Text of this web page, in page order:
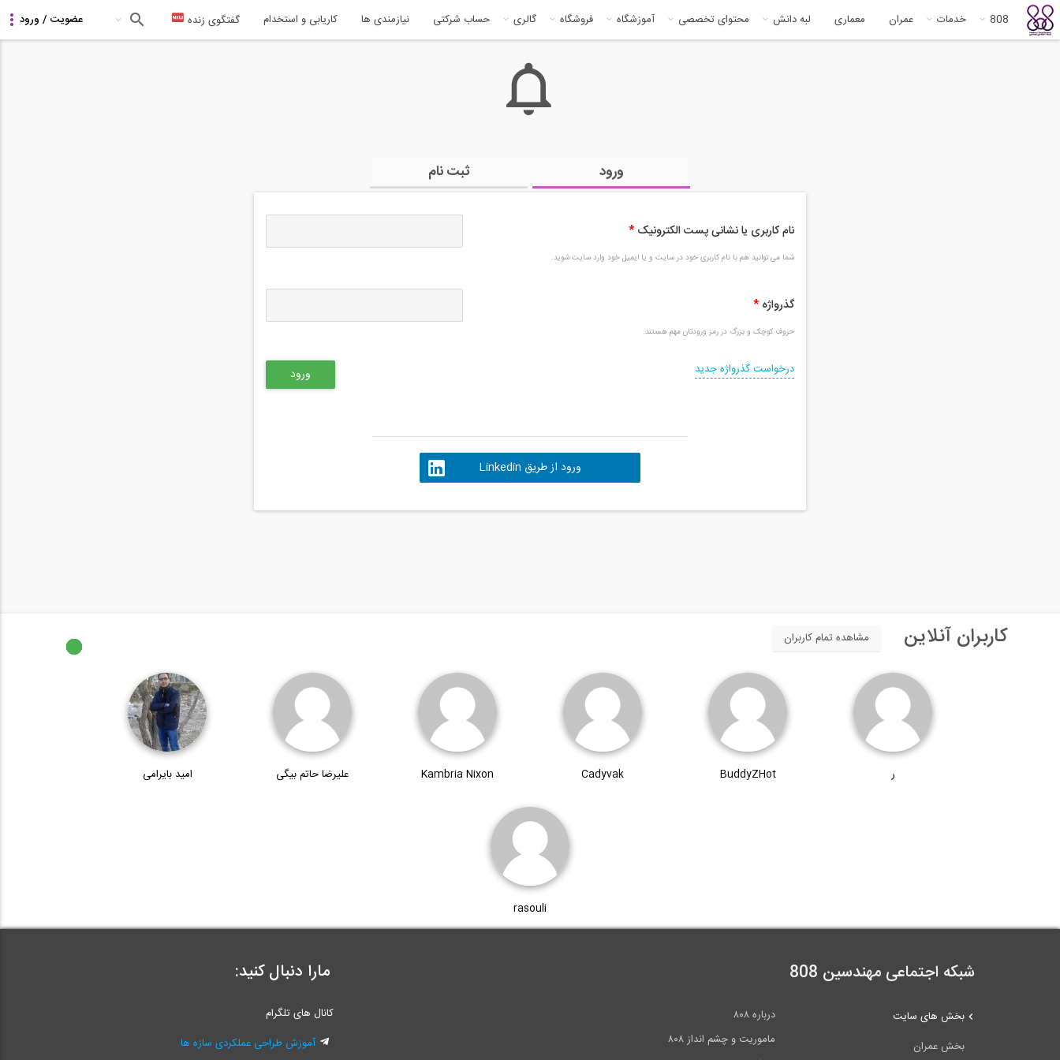
808 خدمات عمران معماری لبه دانش محتوای تخصصی آموزشگاه فروشگاه گالری حساب شرکتی نیازمندی ها کاریابی و استخدام گفتگوی زنده
ورود ثبت نام
نام کاربری یا نشانی پست الکترونیک *
شما می توانید هم با نام کاربری خود در سایت و یا ایمیل خود وارد سایت شوید.
گذرواژه *
حروف کوچک و بزرگ در رمز ورودتان مهم هستند.
درخواست گذرواژه جدید
ورود از طریق Linkedin
کاربران آنلاین مشاهده تمام کاربران
ر BuddyZHot
Cadyvak
Kambria Nixon علیرضا حاتم بیگی امید بایرامی
rasouli
شبکه اجتماعی مهندسین 808
درباره ۸۰۸
ماموریت و چشم انداز ۸۰۸
بخش های سایت
بخش عمران
مارا دنبال کنید:
کانال های تلگرام
آموزش طراحی عملکردی سازه ها